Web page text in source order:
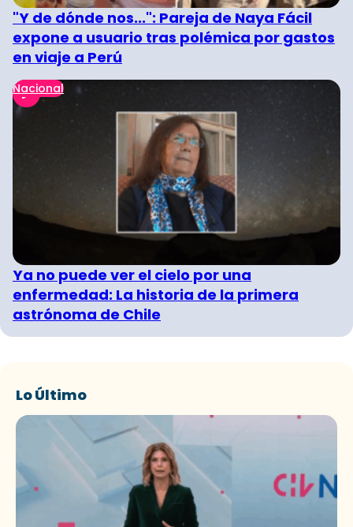
"Y de dónde nos...": Pareja de Naya Fácil
expone a usuario tras polémica por gastos
en viaje a Perú
Nacional
Ya no puede ver el cielo por una
enfermedad: La historia de la primera
astrónoma de Chile
Lo Último